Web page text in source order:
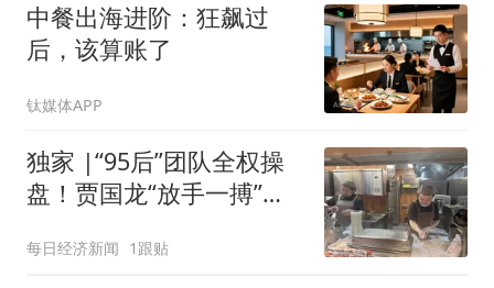
中餐出海进阶：狂飙过
后，该算账了
钛媒体APP
独家 |“95后”团队全权操
盘！贾国龙“放手一搏”鲜
每日经济新闻 1跟贴